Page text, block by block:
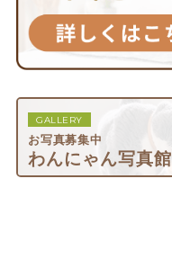
GALLERY
お写真募集中
わんにゃん写真館